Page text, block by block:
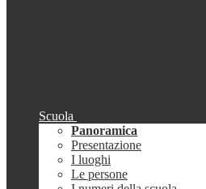
Scuola
Panoramica
Presentazione
I luoghi
Le persone